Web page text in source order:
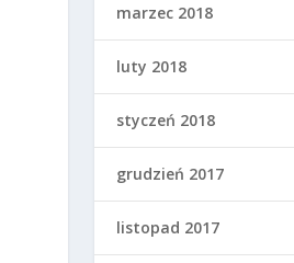
marzec 2018
luty 2018
styczeń 2018
grudzień 2017
listopad 2017